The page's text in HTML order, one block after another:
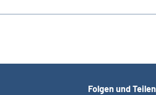
Folgen und Teilen